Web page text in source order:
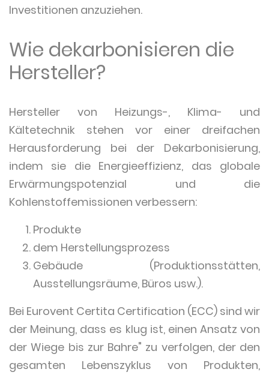
Investitionen anzuziehen.
Wie dekarbonisieren die
Hersteller?
Hersteller von Heizungs-, Klima- und
Kältetechnik stehen vor einer dreifachen
Herausforderung bei der Dekarbonisierung,
indem sie die Energieeffizienz, das globale
Erwärmungspotenzial und die
Kohlenstoffemissionen verbessern:
Produkte
dem Herstellungsprozess
Gebäude (Produktionsstätten,
Ausstellungsräume, Büros usw.).
Bei Eurovent Certita Certification (ECC) sind wir
der Meinung, dass es klug ist, einen Ansatz von
der Wiege bis zur Bahre" zu verfolgen, der den
gesamten Lebenszyklus von Produkten,